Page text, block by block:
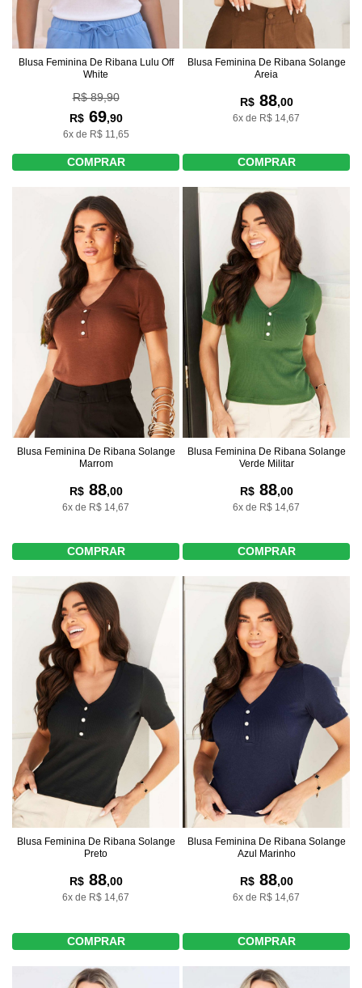
Blusa Feminina De Ribana Lulu Off
White
R$ 89,90
R$69,90
6x de R$ 11,65
COMPRAR
Blusa Feminina De Ribana Solange
Areia
R$88,00
6x de R$ 14,67
COMPRAR
Blusa Feminina De Ribana Solange
Marrom
R$88,00
6x de R$ 14,67
COMPRAR
Blusa Feminina De Ribana Solange
Verde Militar
R$88,00
6x de R$ 14,67
COMPRAR
Blusa Feminina De Ribana Solange
Preto
R$88,00
6x de R$ 14,67
COMPRAR
Blusa Feminina De Ribana Solange
Azul Marinho
R$88,00
6x de R$ 14,67
COMPRAR